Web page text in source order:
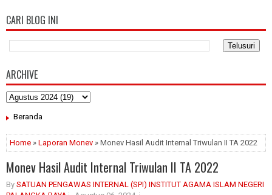
CARI BLOG INI
ARCHIVE
Beranda
Home » Laporan Monev » Monev Hasil Audit Internal Triwulan II TA 2022
Monev Hasil Audit Internal Triwulan II TA 2022
By SATUAN PENGAWAS INTERNAL (SPI) INSTITUT AGAMA ISLAM NEGERI